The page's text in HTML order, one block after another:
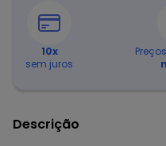
10x
sem juros
Preços
Descrição